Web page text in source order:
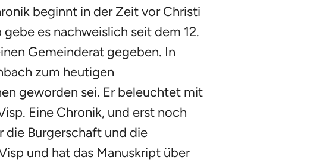
beginnt in der Zeit vor Christi
es nachweislich seit dem 12.
Gemeinderat gegeben. In
zum heutigen
geworden sei. Er beleuchtet mit
Eine Chronik, und erst noch
Burgerschaft und die
und hat das Manuskript über